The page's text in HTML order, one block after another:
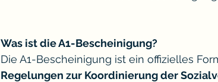
Was ist die A1-Bescheinigung?
Die A1-Bescheinigung ist ein offizielles
Regelungen zur Koordinierung der